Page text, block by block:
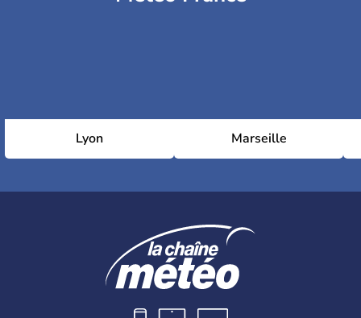
Lyon Marseille